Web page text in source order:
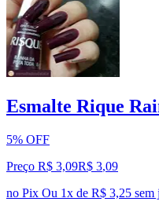
Esmalte Rique
5% OFF
Preço R$ 3,09R$ 3,09
no Pix Ou 1x de R$ 3,25 sem